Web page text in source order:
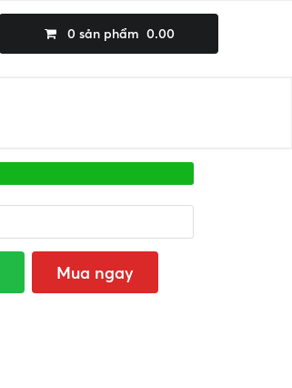
0 sản phẩm 0.00
Mua ngay